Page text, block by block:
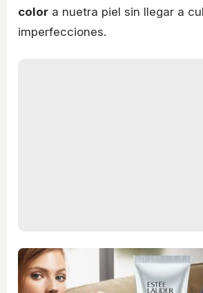
color a nuetra piel sin llegar a
imperfecciones.